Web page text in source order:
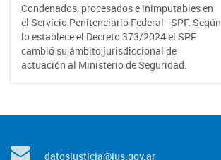
Condenados, procesados e inimputables en
el Servicio Penitenciario Federal - SPF. Según
lo establece el Decreto 373/2024 el SPF
cambió su ámbito jurisdiccional de
actuación al Ministerio de Seguridad.
datosjusticia@jus.gov.ar